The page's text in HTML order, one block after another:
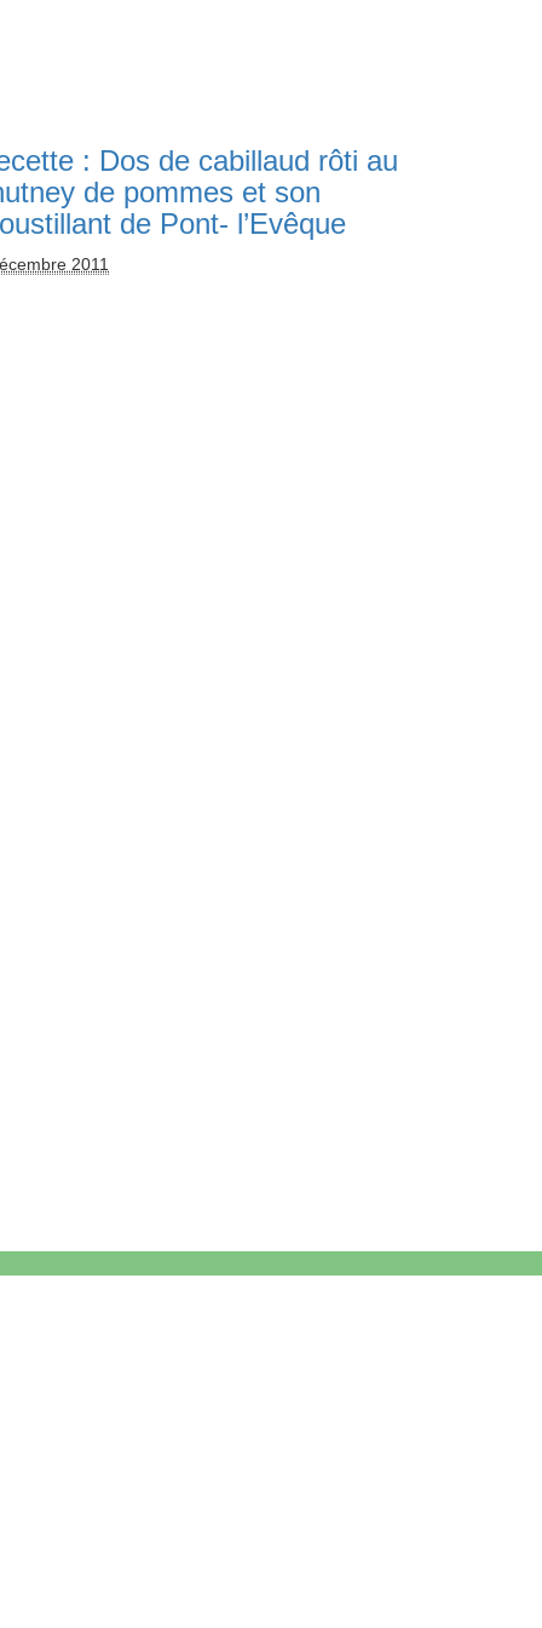
: Dos de cabillaud rôti au
de pommes et son
de Pont- l’Evêque
2011